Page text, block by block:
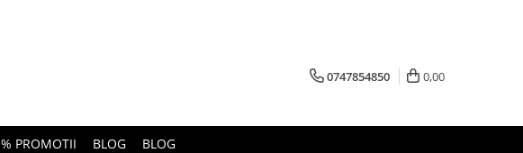
0747854850 0,00
% PROMOTII BLOG BLOG